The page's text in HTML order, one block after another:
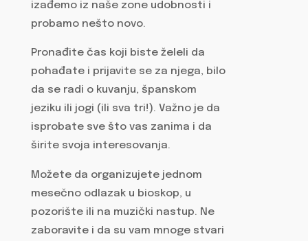
izađemo iz naše zone udobnosti i
probamo nešto novo.
Pronađite čas koji biste želeli da
pohađate i prijavite se za njega, bilo
da se radi o kuvanju, španskom
jeziku ili jogi (ili sva tri!). Važno je da
isprobate sve što vas zanima i da
širite svoja interesovanja.
Možete da organizujete jednom
mesečno odlazak u bioskop, u
pozorište ili na muzički nastup. Ne
zaboravite i da su vam mnoge stvari